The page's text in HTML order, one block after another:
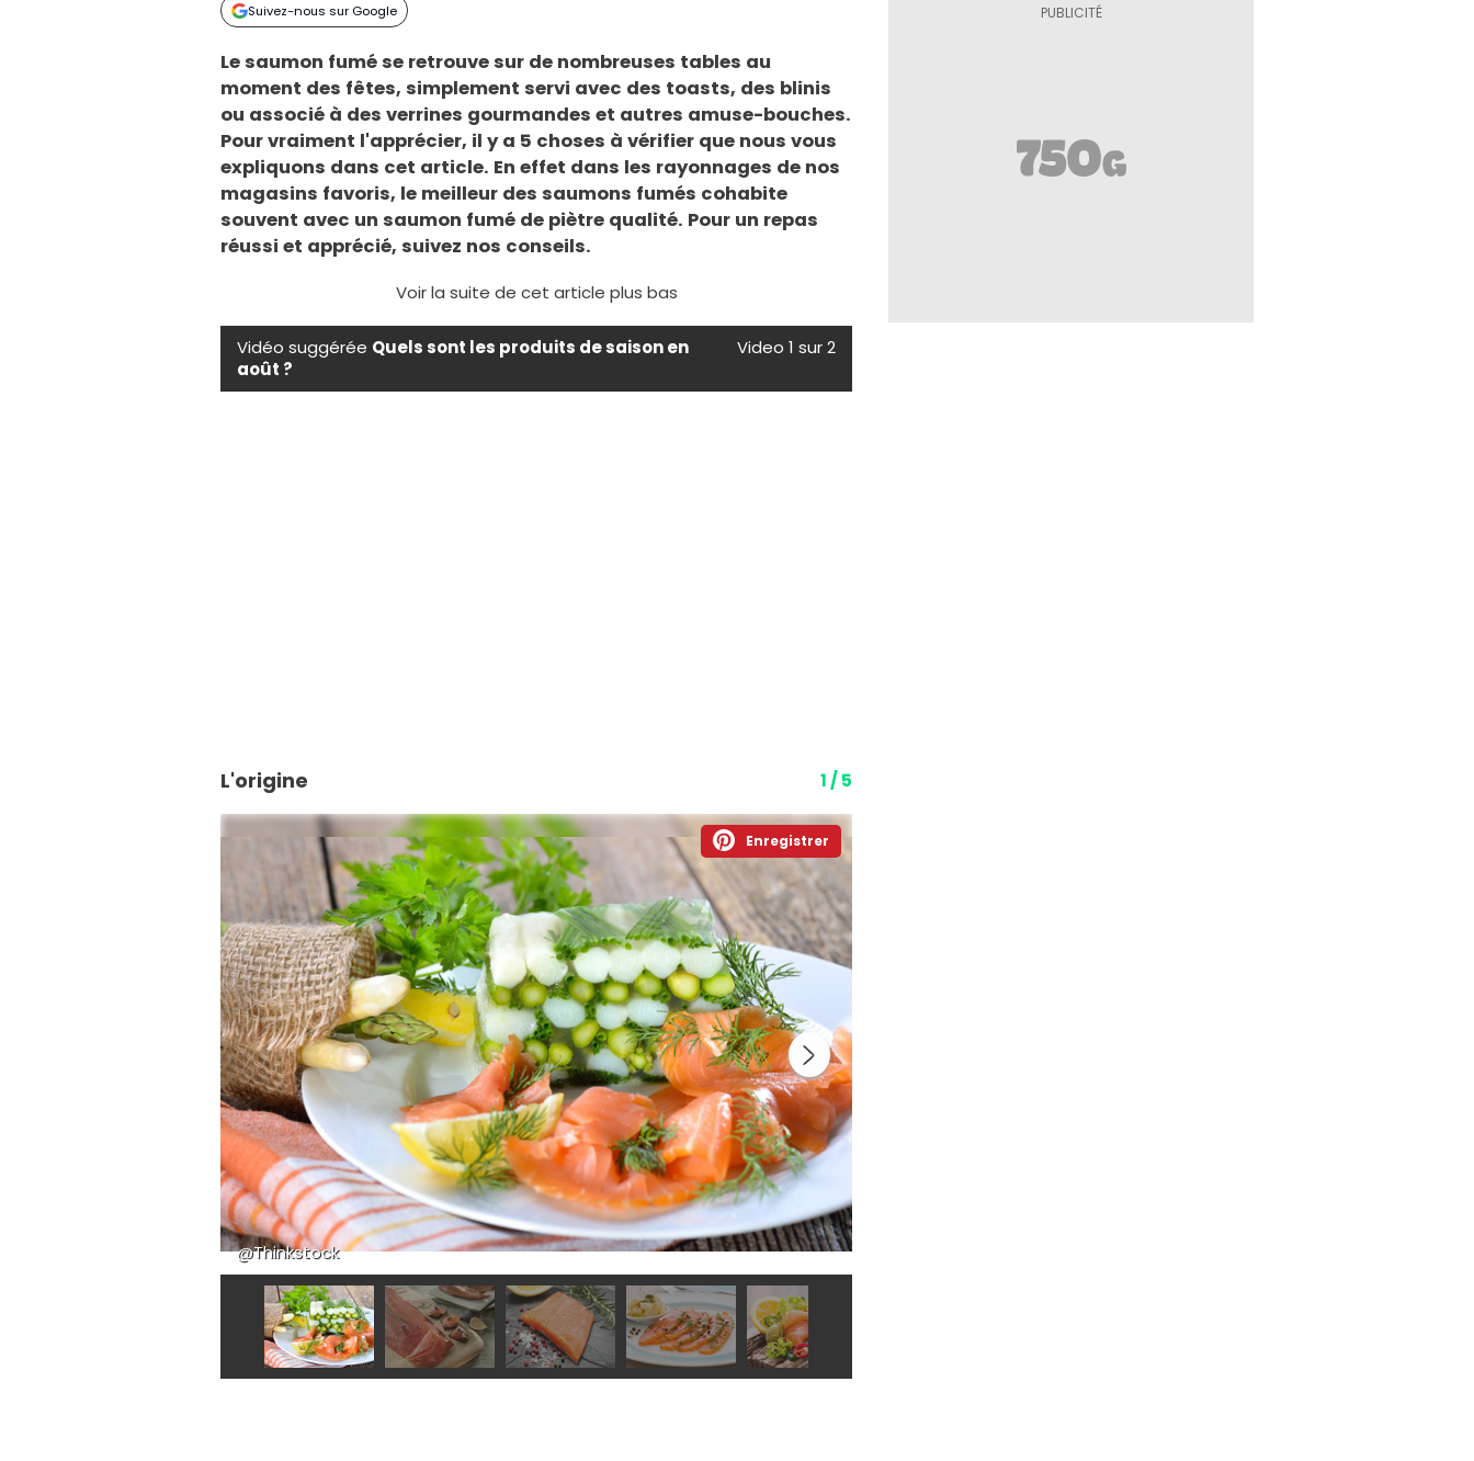
Suivez-nous sur Google
Le saumon fumé se retrouve sur de nombreuses tables au
moment des fêtes, simplement servi avec des toasts, des blinis
ou associé à des verrines gourmandes et autres amuse-bouches.
Pour vraiment l'apprécier, il y a 5 choses à vérifier que nous vous
expliquons dans cet article. En effet dans les rayonnages de nos
magasins favoris, le meilleur des saumons fumés cohabite
souvent avec un saumon fumé de piètre qualité. Pour un repas
réussi et apprécié, suivez nos conseils.
Voir la suite de cet article plus bas
Vidéo suggérée Quels sont les produits de saison en
août ?
Video 1 sur 2
L'origine 1 / 5
@Thinkstock
Enregistrer